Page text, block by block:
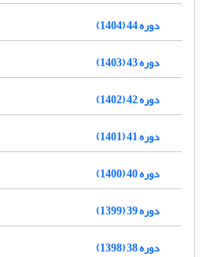
دوره 44 (1404)
دوره 43 (1403)
دوره 42 (1402)
دوره 41 (1401)
دوره 40 (1400)
دوره 39 (1399)
دوره 38 (1398)